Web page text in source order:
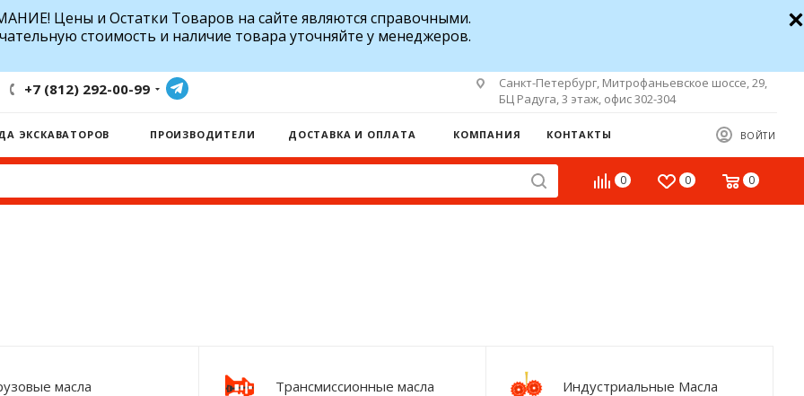
Цены и Остатки Товаров на сайте являются справочными.
стоимость и наличие товара уточняйте у менеджеров.
+7 (812) 292-00-99
Санкт-Петербург, Митрофаньевское шоссе, 29,
БЦ Радуга, 3 этаж, офис 302-304
ВОЙТИ
ЭКСКАВАТОРОВ ПРОИЗВОДИТЕЛИ ДОСТАВКА И ОПЛАТА КОМПАНИЯ КОНТАКТЫ
0 0 0
масла Трансмиссионные масла Индустриальные Масла